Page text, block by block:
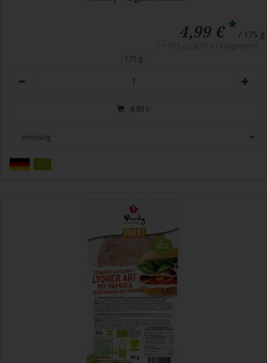
4,99 €* / 175 g
175 g
4,99 €